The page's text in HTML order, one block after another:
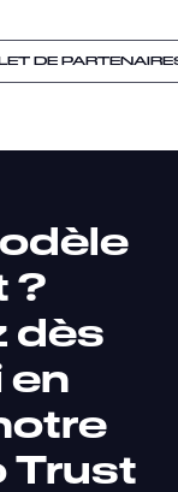
DE
?
dès
en
Trust